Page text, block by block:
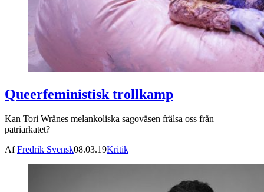
Queerfeministisk trollkamp
Kan Tori Wrånes melankoliska sagoväsen frälsa oss från
patriarkatet?
AfFredrik Svensk08.03.19Kritik